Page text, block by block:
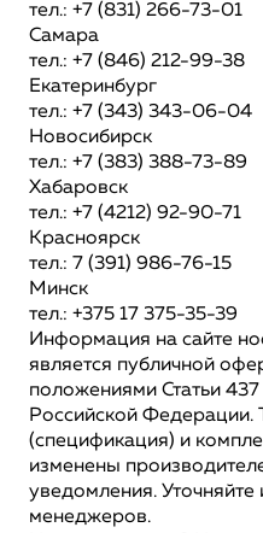
тел.: +7 (831) 266-73-01
Самара
тел.: +7 (846) 212-99-38
Екатеринбург
тел.: +7 (343) 343-06-04
Новосибирск
тел.: +7 (383) 388-73-89
Хабаровск
тел.: +7 (4212) 92-90-71
Красноярск
тел.: 7 (391) 986-76-15
Минск
тел.: +375 17 375-35-39
Информация на сайте
является публичной
положениями Статьи
Российской Федерации.
(спецификация) и
изменены
уведомления.
менеджеров.